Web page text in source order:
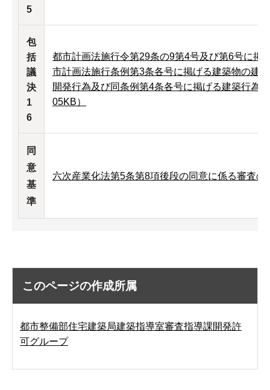
5
包
括
議
決
1
6
都市計画法施行令第29条の9第4号及び第6号に掲
市計画法施行条例第3条各号に掲げる建築物の建
開発行為及び同条例第4条各号に掲げる建築行為
05KB）
同
意
基
準
六次産業化法第5条第8項後段の同意に係る審査
このページの作成所属
都市整備部住宅建築局建築指導室審査指導課開発許
可グループ